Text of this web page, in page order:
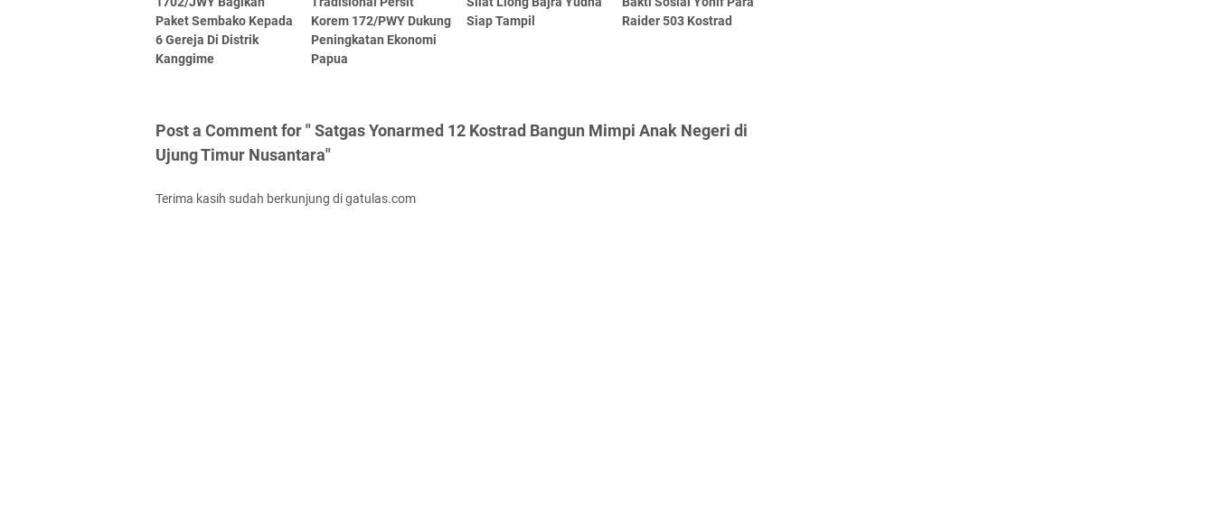
Paket Sembako Kepada
6 Gereja Di Distrik
Kanggime
Korem 172/PWY Dukung
Peningkatan Ekonomi
Papua
Siap Tampil
Raider 503 Kostrad
Post a Comment for " Satgas Yonarmed 12 Kostrad Bangun Mimpi Anak Negeri di
Ujung Timur Nusantara"
Terima kasih sudah berkunjung di gatulas.com